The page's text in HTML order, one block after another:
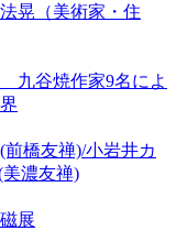
晃（美術家・住
九谷焼作家9名によ
橋友禅)/小岩井カ
濃友禅)
展